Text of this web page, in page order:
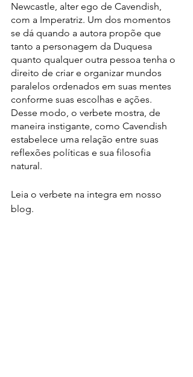
Newcastle, alter ego de Cavendish,
com a Imperatriz. Um dos momentos
se dá quando a autora propõe que
tanto a personagem da Duquesa
quanto qualquer outra pessoa tenha o
direito de criar e organizar mundos
paralelos ordenados em suas mentes
conforme suas escolhas e ações.
Desse modo, o verbete mostra, de
maneira instigante, como Cavendish
estabelece uma relação entre suas
reflexões políticas e sua filosofia
natural.
Leia o verbete na integra em nosso
blog.